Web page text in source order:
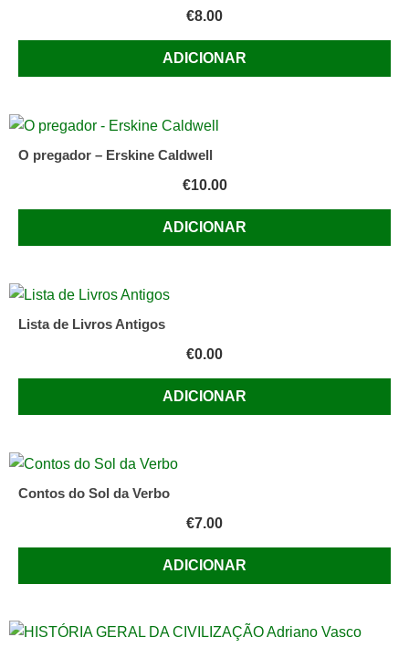
€8.00
ADICIONAR
O pregador – Erskine Caldwell
€10.00
ADICIONAR
Lista de Livros Antigos
€0.00
ADICIONAR
Contos do Sol da Verbo
€7.00
ADICIONAR